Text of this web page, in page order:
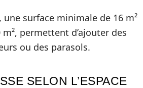
surface minimale de 16 m²
permettent d’ajouter des
ou des parasols.
SELON L’ESPACE